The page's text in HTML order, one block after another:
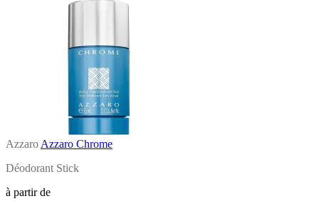
Azzaro Azzaro Chrome
Déodorant Stick
à partir de